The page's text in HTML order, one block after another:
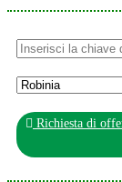
Richiesta di